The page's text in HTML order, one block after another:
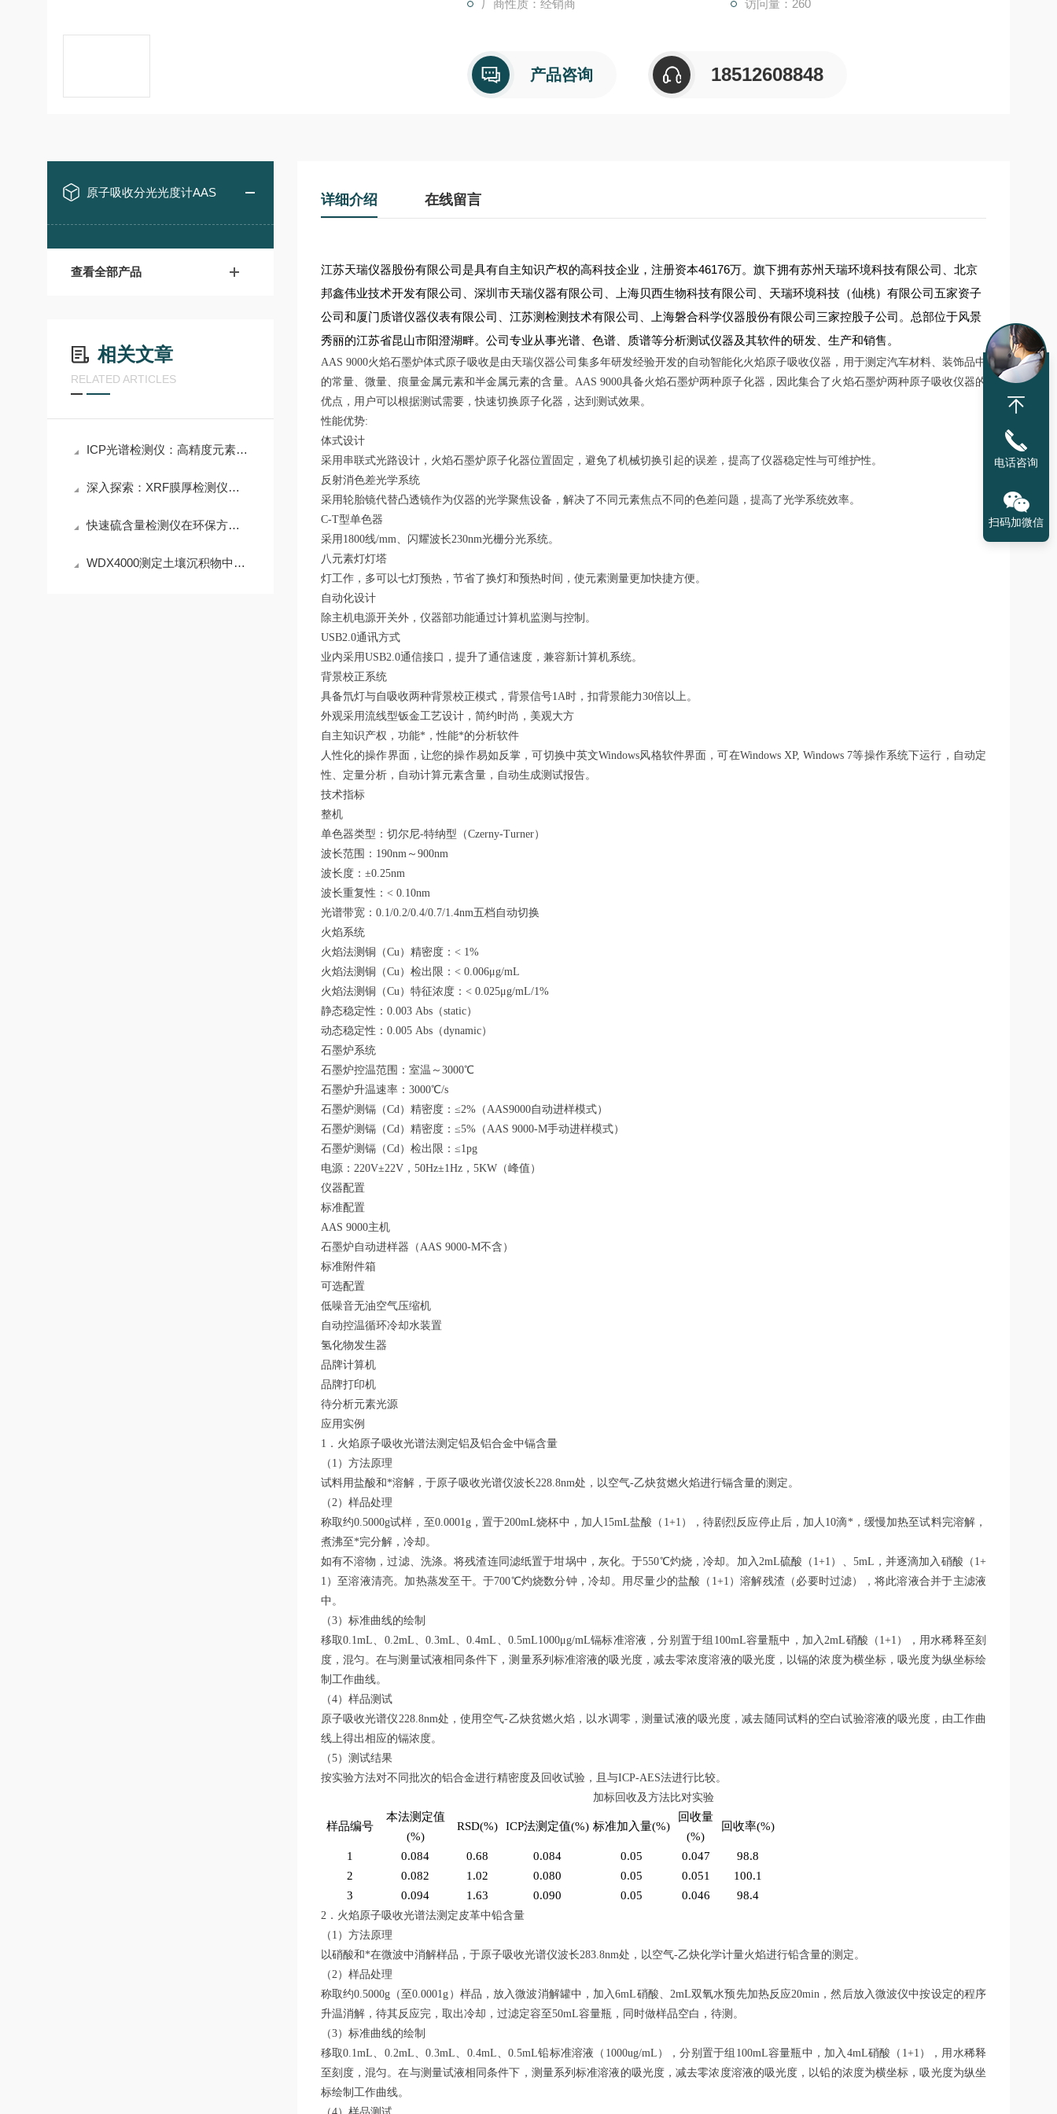
厂商性质：经销商 访问量：260
产品咨询 18512608848
原子吸收分光光度计AAS
查看全部产品
相关文章
RELATED ARTICLES
ICP光谱检测仪：高精度元素分析实验室设备
深入探索：XRF膜厚检测仪的工作原理与测量精度
快速硫含量检测仪在环保方面的应用
WDX4000测定土壤沉积物中无机元素应用方案
详细介绍 在线留言
江苏天瑞仪器股份有限公司是具有自主知识产权的高科技企业，注册资本46176万。旗下拥有苏州天瑞环境科技有限公司、北京
邦鑫伟业技术开发有限公司、深圳市天瑞仪器有限公司、上海贝西生物科技有限公司、天瑞环境科技（仙桃）有限公司五家资子
公司和厦门质谱仪器仪表有限公司、江苏测检测技术有限公司、上海磐合科学仪器股份有限公司三家控股子公司。总部位于风景
秀丽的江苏省昆山市阳澄湖畔。公司专业从事光谱、色谱、质谱等分析测试仪器及其软件的研发、生产和销售。
AAS 9000火焰石墨炉体式原子吸收是由天瑞仪器公司集多年研发经验开发的自动智能化火焰原子吸收仪器，用于测定汽车材料、装饰品中
的常量、微量、痕量金属元素和半金属元素的含量。AAS 9000具备火焰石墨炉两种原子化器，因此集合了火焰石墨炉两种原子吸收仪器的
优点，用户可以根据测试需要，快速切换原子化器，达到测试效果。
性能优势:
体式设计
采用串联式光路设计，火焰石墨炉原子化器位置固定，避免了机械切换引起的误差，提高了仪器稳定性与可维护性。
反射消色差光学系统
采用轮胎镜代替凸透镜作为仪器的光学聚焦设备，解决了不同元素焦点不同的色差问题，提高了光学系统效率。
C-T型单色器
采用1800线/mm、闪耀波长230nm光栅分光系统。
八元素灯灯塔
灯工作，多可以七灯预热，节省了换灯和预热时间，使元素测量更加快捷方便。
自动化设计
除主机电源开关外，仪器部功能通过计算机监测与控制。
USB2.0通讯方式
业内采用USB2.0通信接口，提升了通信速度，兼容新计算机系统。
背景校正系统
具备氘灯与自吸收两种背景校正模式，背景信号1A时，扣背景能力30倍以上。
外观采用流线型钣金工艺设计，简约时尚，美观大方
自主知识产权，功能*，性能*的分析软件
人性化的操作界面，让您的操作易如反掌，可切换中英文Windows风格软件界面，可在Windows XP, Windows 7等操作系统下运行，自动定
性、定量分析，自动计算元素含量，自动生成测试报告。
技术指标
整机
单色器类型：切尔尼-特纳型（Czerny-Turner）
波长范围：190nm～900nm
波长度：±0.25nm
波长重复性：< 0.10nm
光谱带宽：0.1/0.2/0.4/0.7/1.4nm五档自动切换
火焰系统
火焰法测铜（Cu）精密度：< 1%
火焰法测铜（Cu）检出限：< 0.006μg/mL
火焰法测铜（Cu）特征浓度：< 0.025μg/mL/1%
静态稳定性：0.003 Abs（static）
动态稳定性：0.005 Abs（dynamic）
石墨炉系统
石墨炉控温范围：室温～3000℃
石墨炉升温速率：3000℃/s
石墨炉测镉（Cd）精密度：≤2%（AAS9000自动进样模式）
石墨炉测镉（Cd）精密度：≤5%（AAS 9000-M手动进样模式）
石墨炉测镉（Cd）检出限：≤1pg
电源：220V±22V，50Hz±1Hz，5KW（峰值）
仪器配置
标准配置
AAS 9000主机
石墨炉自动进样器（AAS 9000-M不含）
标准附件箱
可选配置
低噪音无油空气压缩机
自动控温循环冷却水装置
氢化物发生器
品牌计算机
品牌打印机
待分析元素光源
应用实例
1．火焰原子吸收光谱法测定铝及铝合金中镉含量
（1）方法原理
试料用盐酸和*溶解，于原子吸收光谱仪波长228.8nm处，以空气-乙炔贫燃火焰进行镉含量的测定。
（2）样品处理
称取约0.5000g试样，至0.0001g，置于200mL烧杯中，加人15mL盐酸（1+1），待剧烈反应停止后，加人10滴*，缓慢加热至试料完溶解，
煮沸至*完分解，冷却。
如有不溶物，过滤、洗涤。将残渣连同滤纸置于坩埚中，灰化。于550℃灼烧，冷却。加入2mL硫酸（1+1）、5mL，并逐滴加入硝酸（1+
1）至溶液清亮。加热蒸发至干。于700℃灼烧数分钟，冷却。用尽量少的盐酸（1+1）溶解残渣（必要时过滤），将此溶液合并于主滤液
中。
（3）标准曲线的绘制
移取0.1mL、0.2mL、0.3mL、0.4mL、0.5mL1000μg/mL镉标准溶液，分别置于组100mL容量瓶中，加入2mL硝酸（1+1），用水稀释至刻
度，混匀。在与测量试液相同条件下，测量系列标准溶液的吸光度，减去零浓度溶液的吸光度，以镉的浓度为横坐标，吸光度为纵坐标绘
制工作曲线。
（4）样品测试
原子吸收光谱仪228.8nm处，使用空气-乙炔贫燃火焰，以水调零，测量试液的吸光度，减去随同试料的空白试验溶液的吸光度，由工作曲
线上得出相应的镉浓度。
（5）测试结果
按实验方法对不同批次的铝合金进行精密度及回收试验，且与ICP-AES法进行比较。
加标回收及方法比对实验
样品编号
本法测定值
(%)
RSD(%) ICP法测定值(%) 标准加入量(%)
回收量
(%)
回收率(%)
1 0.084 0.68 0.084 0.05 0.047
98.8
2
0.082 1.02 0.080 0.05 0.051
100.1
3
0.094 1.63 0.090 0.05 0.046 98.4
2．火焰原子吸收光谱法测定皮革中铅含量
（1）方法原理
以硝酸和*在微波中消解样品，于原子吸收光谱仪波长283.8nm处，以空气-乙炔化学计量火焰进行铅含量的测定。
（2）样品处理
称取约0.5000g（至0.0001g）样品，放入微波消解罐中，加入6mL硝酸、2mL双氧水预先加热反应20min，然后放入微波仪中按设定的程序
升温消解，待其反应完，取出冷却，过滤定容至50mL容量瓶，同时做样品空白，待测。
（3）标准曲线的绘制
移取0.1mL、0.2mL、0.3mL、0.4mL、0.5mL铅标准溶液（1000ug/mL），分别置于组100mL容量瓶中，加入4mL硝酸（1+1），用水稀释
至刻度，混匀。在与测量试液相同条件下，测量系列标准溶液的吸光度，减去零浓度溶液的吸光度，以铅的浓度为横坐标，吸光度为纵坐
标绘制工作曲线。
电话咨询
扫码加微信